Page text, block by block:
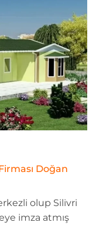
Doğan
olup Silivri
imza atmış